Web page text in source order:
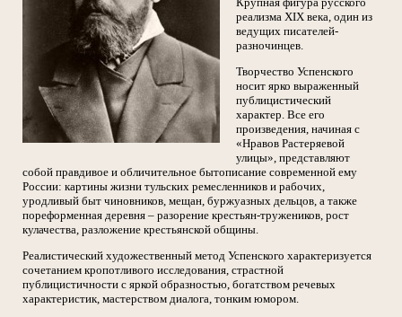
реализма XIX века, один из
ведущих писателей-
разночинцев.
Творчество Успенского
носит ярко выраженный
публицистический
характер. Все его
произведения, начиная с
«Нравов Растеряевой
улицы», представляют
собой правдивое и обличительное бытописание современной ему
России: картины жизни тульских ремесленников и рабочих,
уродливый быт чиновников, мещан, буржуазных дельцов, а также
пореформенная деревня – разорение крестьян-тружеников, рост
кулачества, разложение крестьянской общины.
Реалистический художественный метод Успенского характеризуется
сочетанием кропотливого исследования, страстной
публицистичности с яркой образностью, богатством речевых
характеристик, мастерством диалога, тонким юмором.